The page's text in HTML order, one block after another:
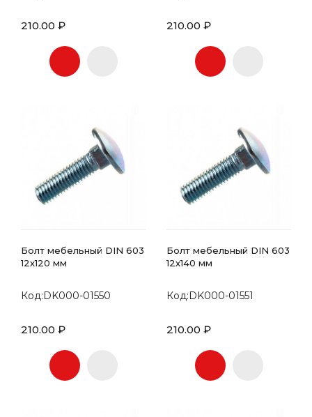
210.00 ₽ 210.00 ₽
Болт мебельный DIN 603
12х120 мм
Код:DK000-01550
210.00 ₽
Болт мебельный DIN 603
12х140 мм
Код:DK000-01551
210.00 ₽